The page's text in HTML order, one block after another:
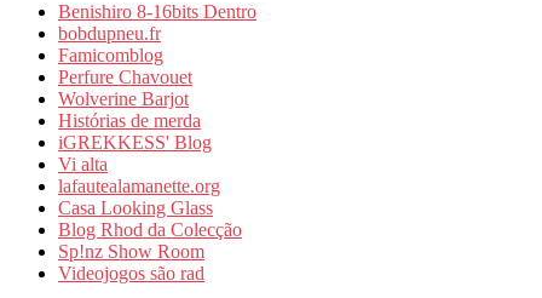
Benishiro 8-16bits Dentro
bobdupneu.fr
Famicomblog
Perfure Chavouet
Wolverine Barjot
Histórias de merda
iGREKKESS' Blog
Vi alta
lafautealamanette.org
Casa Looking Glass
Blog Rhod da Colecção
Sp!nz Show Room
Videojogos são rad